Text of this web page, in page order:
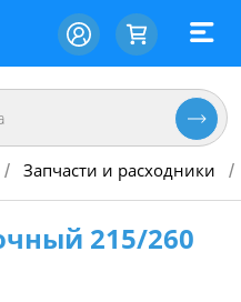
/ Запчасти и расходники /
215/260